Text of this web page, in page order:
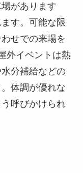
があります
す。可能な限
せでの来場を
外イベントは熱
分補給などの
体調が優れな
呼びかけられ